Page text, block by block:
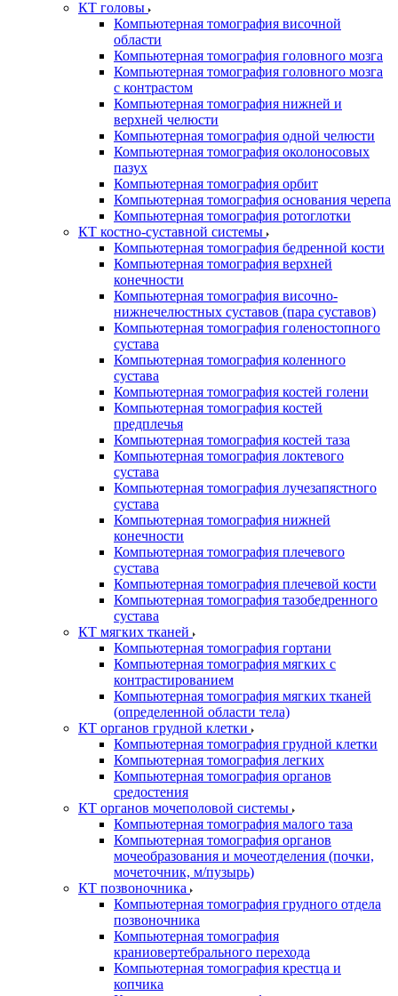
КТ головы
Компьютерная томография височной
области
Компьютерная томография головного мозга
Компьютерная томография головного мозга
с контрастом
Компьютерная томография нижней и
верхней челюсти
Компьютерная томография одной челюсти
Компьютерная томография околоносовых
пазух
Компьютерная томография орбит
Компьютерная томография основания черепа
Компьютерная томография ротоглотки
КТ костно-суставной системы
Компьютерная томография бедренной кости
Компьютерная томография верхней
конечности
Компьютерная томография височно-
нижнечелюстных суставов (пара суставов)
Компьютерная томография голеностопного
сустава
Компьютерная томография коленного
сустава
Компьютерная томография костей голени
Компьютерная томография костей
предплечья
Компьютерная томография костей таза
Компьютерная томография локтевого
сустава
Компьютерная томография лучезапястного
сустава
Компьютерная томография нижней
конечности
Компьютерная томография плечевого
сустава
Компьютерная томография плечевой кости
Компьютерная томография тазобедренного
сустава
КТ мягких тканей
Компьютерная томография гортани
Компьютерная томография мягких с
контрастированием
Компьютерная томография мягких тканей
(определенной области тела)
КТ органов грудной клетки
Компьютерная томография грудной клетки
Компьютерная томография легких
Компьютерная томография органов
средостения
КТ органов мочеполовой системы
Компьютерная томография малого таза
Компьютерная томография органов
мочеобразования и мочеотделения (почки,
мочеточник, м/пузырь)
КТ позвоночника
Компьютерная томография грудного отдела
позвоночника
Компьютерная томография
краниовертебрального перехода
Компьютерная томография крестца и
копчика